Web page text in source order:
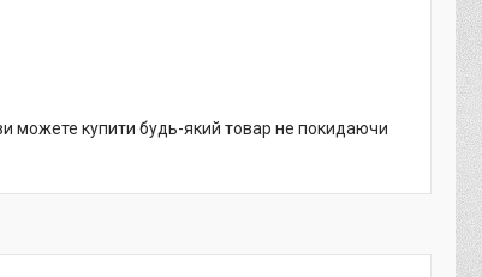
можете купити будь-який товар не покидаючи